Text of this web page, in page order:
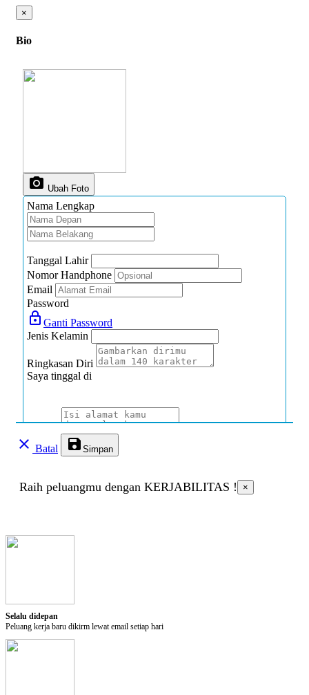
×
Bio
photo_camera Ubah Foto
Nama Lengkap
Tanggal Lahir
Nomor Handphone
Email
Password
lock_outline Ganti Password
Jenis Kelamin
Ringkasan Diri
Saya tinggal di
Alamat
Jenis Disabilitas
Pilihan Privasi
clear Batal save Simpan
Raih peluangmu dengan KERJABILITAS ! ×
Selalu didepan
Peluang kerja baru dikirm lewat email setiap hari